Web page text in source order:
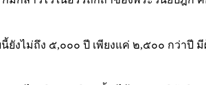
งไม่ถึง ๕,๐๐๐ ปี เพียงแค่ ๒,๕๐๐ กว่า